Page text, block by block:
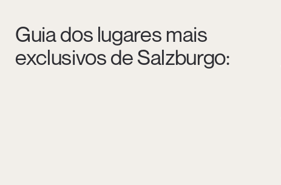
Guia dos lugares mais
exclusivos de Salzburgo: